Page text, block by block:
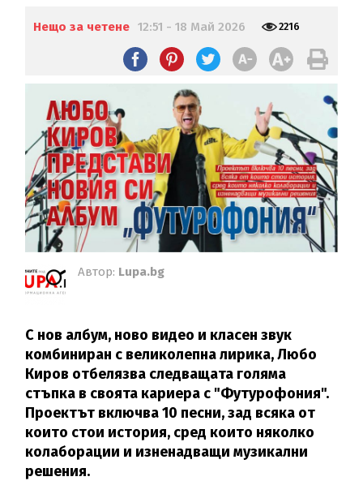
Нещо за четене 12:51 - 18 Май 2026 2216
Автор: Lupa.bg
C нов албум, ново видео и класен звук
комбиниран с великолепна лирика, Любо
Киров отбелязва следващата голяма
стъпка в своята кариера с "Футурофония".
Проектът включва 10 песни, зад всяка от
които стои история, сред които няколко
колаборации и изненадващи музикални
решения.